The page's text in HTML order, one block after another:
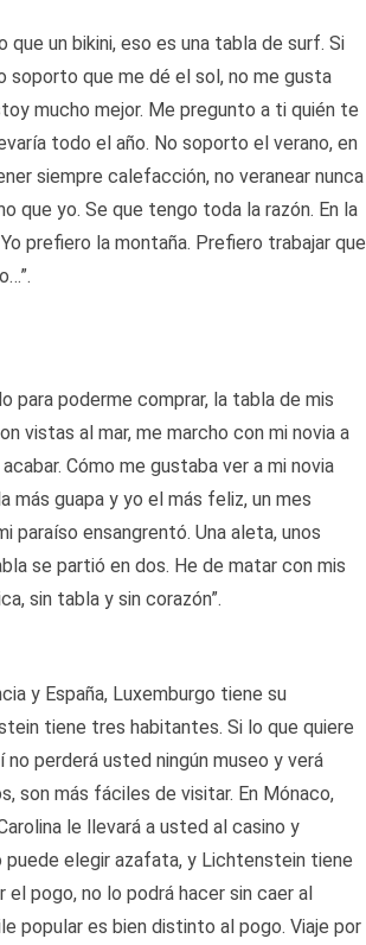
que un bikini, eso es una tabla de surf. Si
soporto que me dé el sol, no me gusta
mucho mejor. Me pregunto a ti quién te
todo el año. No soporto el verano, en
siempre calefacción, no veranear nunca
que yo. Se que tengo toda la razón. En la
prefiero la montaña. Prefiero trabajar que
para poderme comprar, la tabla de mis
vistas al mar, me marcho con mi novia a
Cómo me gustaba ver a mi novia
más guapa y yo el más feliz, un mes
paraíso ensangrentó. Una aleta, unos
se partió en dos. He de matar con mis
sin tabla y sin corazón”.
y España, Luxemburgo tiene su
tiene tres habitantes. Si lo que quiere
perderá usted ningún museo y verá
son más fáciles de visitar. En Mónaco,
le llevará a usted al casino y
puede elegir azafata, y Lichtenstein tiene
pogo, no lo podrá hacer sin caer al
popular es bien distinto al pogo. Viaje por